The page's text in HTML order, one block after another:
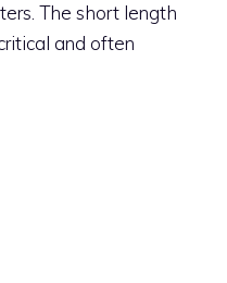
The short length
and often